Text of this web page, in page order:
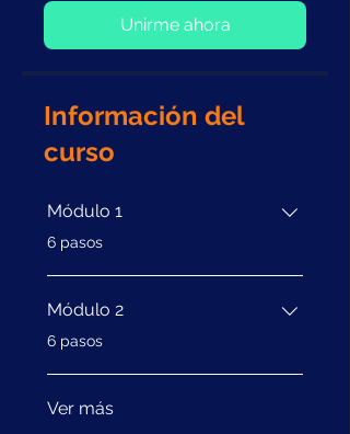
Unirme ahora
Información del
curso
Módulo 1
.6 pasos
Módulo 2
.6 pasos
Ver más